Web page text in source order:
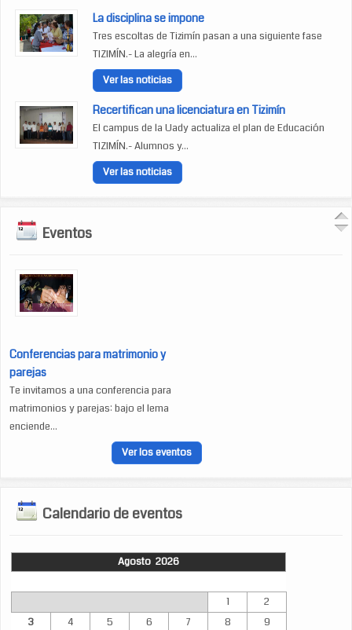
La disciplina se impone
Tres escoltas de Tizimín pasan a una siguiente fase
TIZIMÍN.- La alegría en...
Ver las noticias
Recertifican una licenciatura en Tizimín
El campus de la Uady actualiza el plan de Educación
TIZIMÍN.- Alumnos y...
Ver las noticias
Eventos
Conferencias para matrimonio y
parejas
Te invitamos a una conferencia para
matrimonios y parejas: bajo el lema
enciende...
Ver los eventos
Calendario de eventos
Agosto 2026
1
2
3
4 5 6 7 8
9